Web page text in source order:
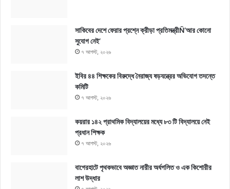
সাকিবের দেশে ফেরার প্রশ্নে ক্রীড়া প্রতিমন্ত্রীÑ‘আর কোনো
সুযোগ নেই’
৭ আগস্ট, ২০২৬
ইবির ৪৪ শিক্ষকের বিরুদ্ধে নৈরাজ্য ষড়যন্ত্রের অভিযোগ তদন্তে
কমিটি
৭ আগস্ট, ২০২৬
কয়রার ১৪২ প্রাথমিক বিদ্যালয়ের মধ্যে ৮৩ টি বিদ্যালয়ে নেই
প্রধান শিক্ষক
৭ আগস্ট, ২০২৬
বাগেরহাটে পৃথকভাবে অজ্ঞাত নারীর অর্ধগলিত ও এক কিশোরীর
লাশ উদ্ধার